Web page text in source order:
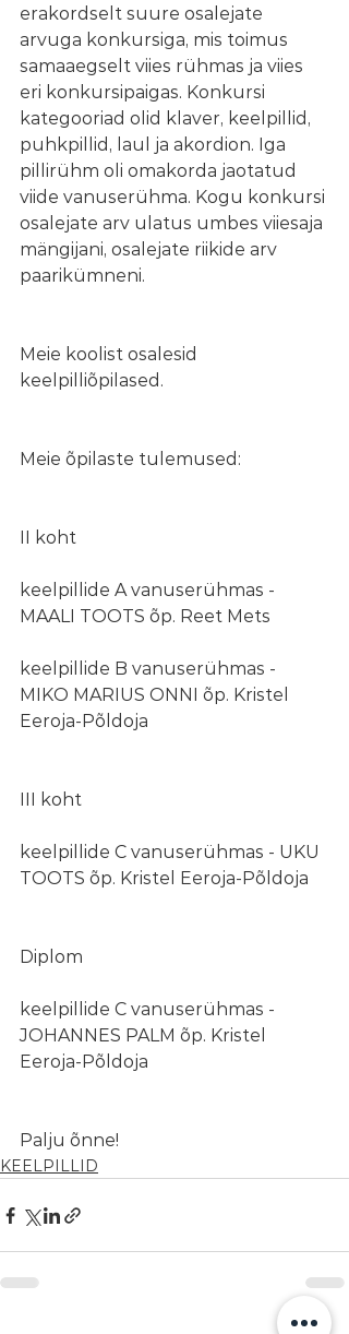
erakordselt suure osalejate
arvuga konkursiga, mis toimus
samaaegselt viies rühmas ja viies
eri konkursipaigas. Konkursi
kategooriad olid klaver, keelpillid,
puhkpillid, laul ja akordion. Iga
pillirühm oli omakorda jaotatud
viide vanuserühma. Kogu konkursi
osalejate arv ulatus umbes viiesaja
mängijani, osalejate riikide arv
paarikümneni.
Meie koolist osalesid
keelpilliõpilased.
Meie õpilaste tulemused:
II koht
keelpillide A vanuserühmas -
MAALI TOOTS õp. Reet Mets
keelpillide B vanuserühmas -
MIKO MARIUS ONNI õp. Kristel
Eeroja-Põldoja
III koht
keelpillide C vanuserühmas - UKU
TOOTS õp. Kristel Eeroja-Põldoja
Diplom
keelpillide C vanuserühmas -
JOHANNES PALM õp. Kristel
Eeroja-Põldoja
Palju õnne!
KEELPILLID